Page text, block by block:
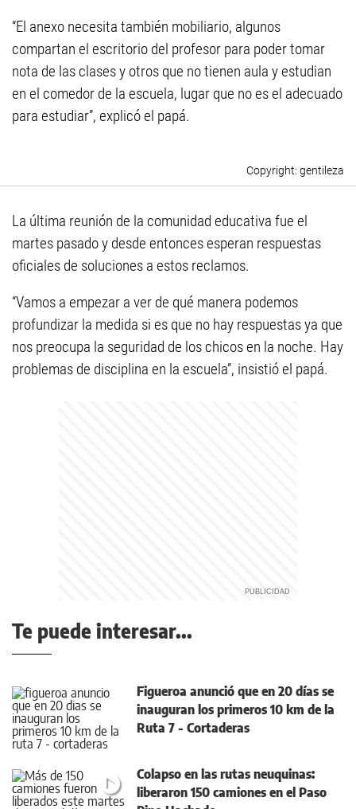
“El anexo necesita también mobiliario, algunos
compartan el escritorio del profesor para poder tomar
nota de las clases y otros que no tienen aula y estudian
en el comedor de la escuela, lugar que no es el adecuado
para estudiar”, explicó el papá.
gentileza
La última reunión de la comunidad educativa fue el
martes pasado y desde entonces esperan respuestas
oficiales de soluciones a estos reclamos.
“Vamos a empezar a ver de qué manera podemos
profundizar la medida si es que no hay respuestas ya que
nos preocupa la seguridad de los chicos en la noche. Hay
problemas de disciplina en la escuela”, insistió el papá.
Te puede interesar...
Figueroa anunció que en 20 días se
inauguran los primeros 10 km de la
Ruta 7 - Cortaderas
Colapso en las rutas neuquinas:
liberaron 150 camiones en el Paso